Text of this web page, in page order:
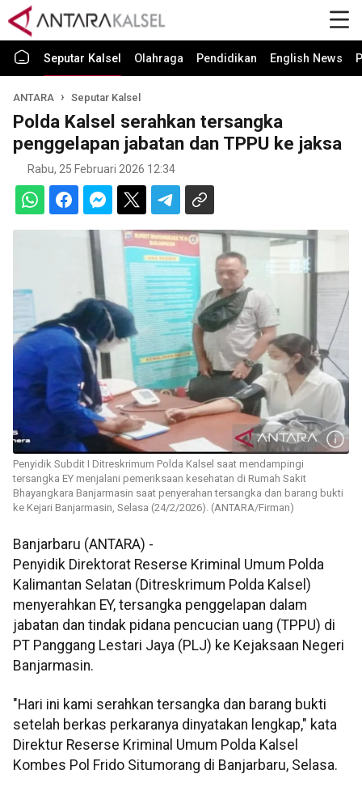
Seputar Kalsel Olahraga Pendidikan English News
ANTARA Seputar Kalsel
Polda Kalsel serahkan tersangka
penggelapan jabatan dan TPPU ke jaksa
Rabu, 25 Februari 2026 12:34
Penyidik Subdit I Ditreskrimum Polda Kalsel saat mendampingi
tersangka EY menjalani pemeriksaan kesehatan di Rumah Sakit
Bhayangkara Banjarmasin saat penyerahan tersangka dan barang bukti
ke Kejari Banjarmasin, Selasa (24/2/2026). (ANTARA/Firman)
Banjarbaru (ANTARA) -
Penyidik Direktorat Reserse Kriminal Umum Polda
Kalimantan Selatan (Ditreskrimum Polda Kalsel)
menyerahkan EY, tersangka penggelapan dalam
jabatan dan tindak pidana pencucian uang (TPPU) di
PT Panggang Lestari Jaya (PLJ) ke Kejaksaan Negeri
Banjarmasin.
"Hari ini kami serahkan tersangka dan barang bukti
setelah berkas perkaranya dinyatakan lengkap," kata
Direktur Reserse Kriminal Umum Polda Kalsel
Kombes Pol Frido Situmorang di Banjarbaru, Selasa.